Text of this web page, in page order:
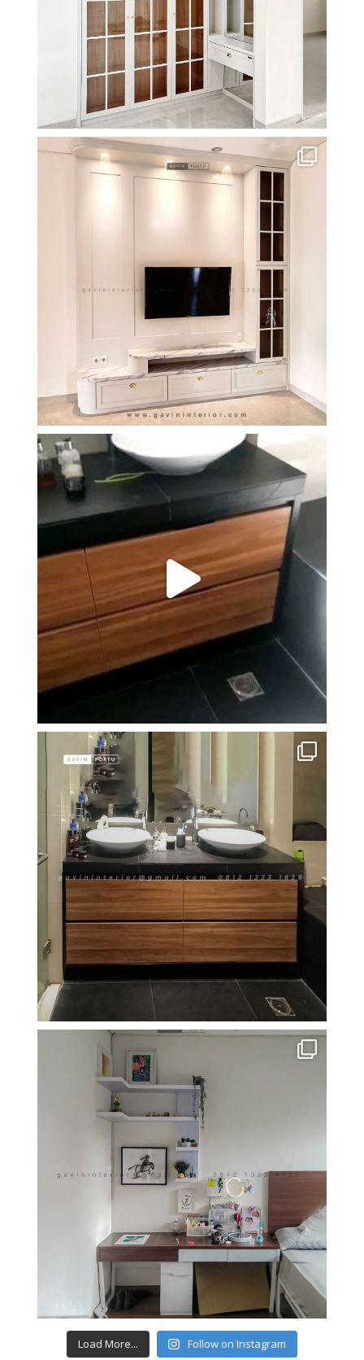
Load More... Follow on Instagram